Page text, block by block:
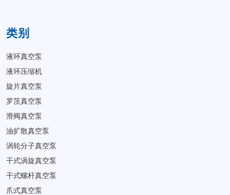
类别
液环真空泵
液环压缩机
旋片真空泵
罗茨真空泵
滑阀真空泵
油扩散真空泵
涡轮分子真空泵
干式涡旋真空泵
干式螺杆真空泵
爪式真空泵